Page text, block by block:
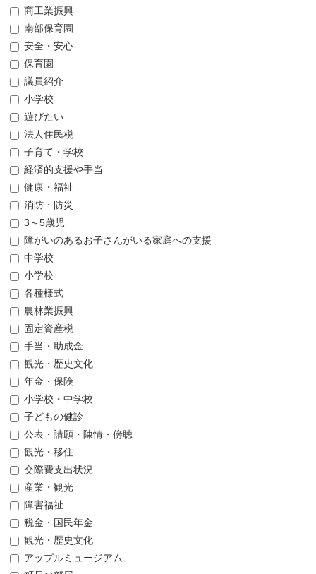
商工業振興
南部保育園
安全・安心
保育園
議員紹介
小学校
遊びたい
法人住民税
子育て・学校
経済的支援や手当
健康・福祉
消防・防災
3～5歳児
障がいのあるお子さんがいる家庭への支援
中学校
小学校
各種様式
農林業振興
固定資産税
手当・助成金
観光・歴史文化
年金・保険
小学校・中学校
子どもの健診
公表・請願・陳情・傍聴
観光・移住
交際費支出状況
産業・観光
障害福祉
税金・国民年金
観光・歴史文化
アップルミュージアム